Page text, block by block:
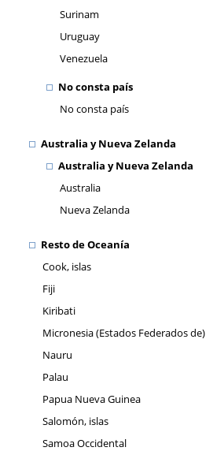
Surinam
Uruguay
Venezuela
No consta país
No consta país
Australia y Nueva Zelanda
Australia y Nueva Zelanda
Australia
Nueva Zelanda
Resto de Oceanía
Cook, islas
Fiji
Kiribati
Micronesia (Estados Federados de)
Nauru
Palau
Papua Nueva Guinea
Salomón, islas
Samoa Occidental